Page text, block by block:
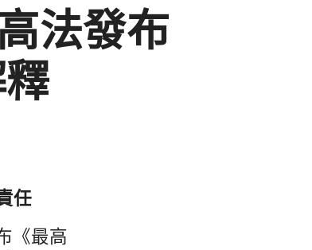
法發布
任
《最高